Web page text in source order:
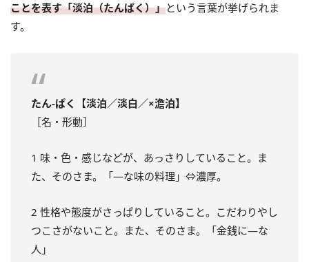
ことを表す「淡泊（たんぱく）」という言葉が挙げられま
す。
たん‐ぱく【淡泊／淡白／×澹泊】
［名・形動］
1 味・色・感じなどが、あっさりしていること。ま
た、そのさま。「―な味の料理」⇔濃厚。
2 性格や態度がさっぱりしていること。こだわりやし
つこさがないこと。また、そのさま。「金銭に―な
人」